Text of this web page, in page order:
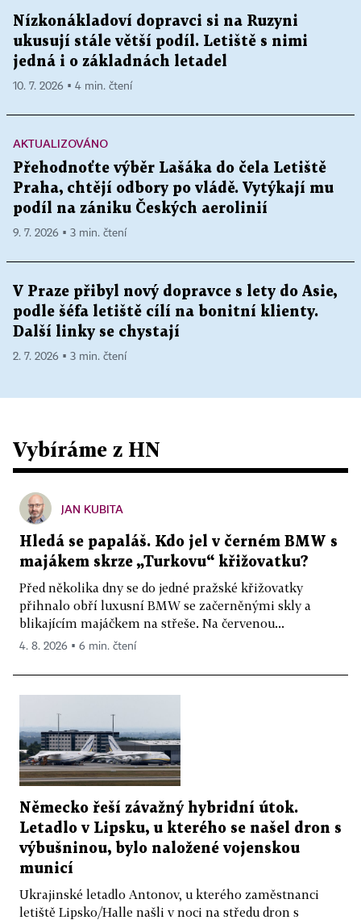
Nízkonákladoví dopravci si na Ruzyni
ukusují stále větší podíl. Letiště s nimi
jedná i o základnách letadel
10. 7. 2026 ▪ 4 min. čtení
AKTUALIZOVÁNO
Přehodnoťte výběr Lašáka do čela Letiště
Praha, chtějí odbory po vládě. Vytýkají mu
podíl na zániku Českých aerolinií
9. 7. 2026 ▪ 3 min. čtení
V Praze přibyl nový dopravce s lety do Asie,
podle šéfa letiště cílí na bonitní klienty.
Další linky se chystají
2. 7. 2026 ▪ 3 min. čtení
Vybíráme z HN
JAN KUBITA
Hledá se papaláš. Kdo jel v černém BMW s
majákem skrze „Turkovu“ křižovatku?
Před několika dny se do jedné pražské křižovatky
přihnalo obří luxusní BMW se začerněnými skly a
blikajícím majáčkem na střeše. Na červenou...
4. 8. 2026 ▪ 6 min. čtení
Německo řeší závažný hybridní útok.
Letadlo v Lipsku, u kterého se našel dron s
výbušninou, bylo naložené vojenskou
municí
Ukrajinské letadlo Antonov, u kterého zaměstnanci
letiště Lipsko/Halle našli v noci na středu dron s